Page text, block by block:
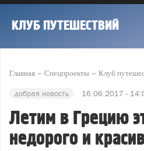
КЛУБ ПУТЕШЕСТВИЙ
Главная Спецпроекты Клуб
добрая новость 16.06.2017 -
Летим в Грецию
недорого и